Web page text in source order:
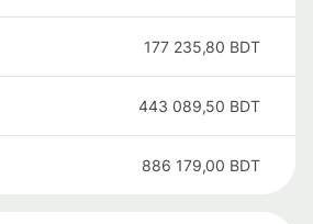
177 235,80 BDT
443 089,50 BDT
886 179,00 BDT